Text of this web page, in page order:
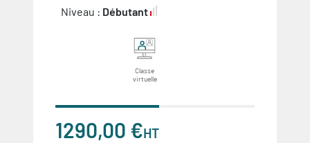
Niveau : Débutant
Classe
virtuelle
1290,00 €HT